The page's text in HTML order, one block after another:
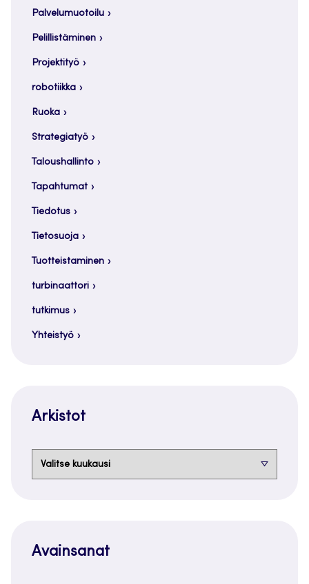
Palvelumuotoilu
Pelillistäminen
Projektityö
robotiikka
Ruoka
Strategiatyö
Taloushallinto
Tapahtumat
Tiedotus
Tietosuoja
Tuotteistaminen
turbinaattori
tutkimus
Yhteistyö
Arkistot
Avainsanat